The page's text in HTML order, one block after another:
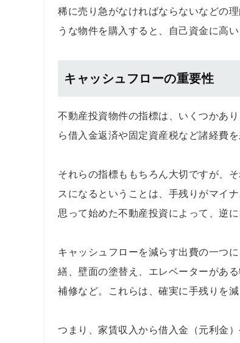
稀に売り急がなければならないなどの
うな物件を購入すると、自己資金に高
キャッシュフローの重要性
不動産投資物件の指標は、いくつかあ
ら借入金返済や固定資産税など諸経費
それらの指標ももちろん大切ですが、
スになるということは、手残りがマイ
思って始めた不動産投資によって、逆
キャッシュフローを減らす出費の一つ
繕、壁面の塗替え、エレベーターがあ
補修など。これらは、確実に手残りを減
つまり、家賃収入から借入金（元利金